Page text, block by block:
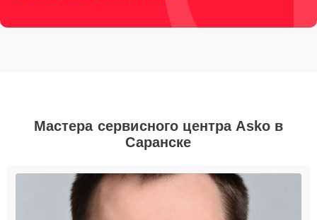
Мастера сервисного центра Asko в
Саранске